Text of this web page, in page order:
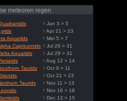
meteoren regen
↑ Jan 3 > 5
↑ Apr 21 > 23
Aquariids
↑ Mei 5 > 7
Capricornids ↑ Jul 29 > 31
Aquariids
↑ Jul 29 > 31
↑ Aug 12 > 14
Taurids
↑ Oct 9 > 11
↑ Oct 21 > 23
Taurids
↑ Nov 11 > 13
↑ Nov 16 > 18
↑ Dec 13 > 15